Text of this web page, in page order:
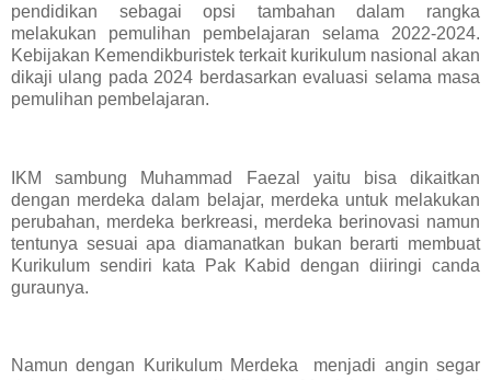
pendidikan sebagai opsi tambahan dalam rangka
melakukan pemulihan pembelajaran selama 2022-2024.
Kebijakan Kemendikburistek terkait kurikulum nasional akan
dikaji ulang pada 2024 berdasarkan evaluasi selama masa
pemulihan pembelajaran.
IKM sambung Muhammad Faezal yaitu bisa dikaitkan
dengan merdeka dalam belajar, merdeka untuk melakukan
perubahan, merdeka berkreasi, merdeka berinovasi namun
tentunya sesuai apa diamanatkan bukan berarti membuat
Kurikulum sendiri kata Pak Kabid dengan diiringi canda
guraunya.
Namun dengan Kurikulum Merdeka menjadi angin segar